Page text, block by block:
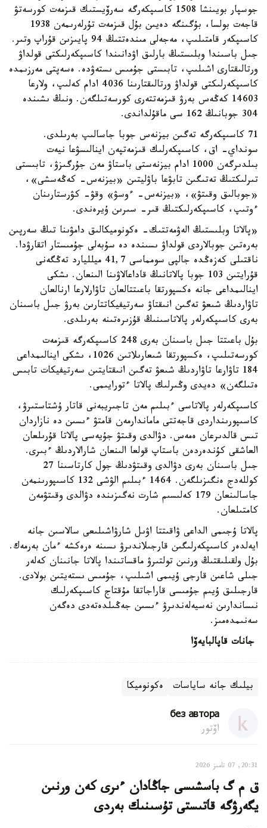
جوسپار بويىنشا 1508 كاسىپكەرگە سەرۆيستىك قىزمەت كورسەتۋ
قاجەت بولسا، بۇگىنگە دەيىن بۇل قىزمەت تۇرلەرىمەن 1938
كاسىپكەر قامتىلىپ، مەجەلى مىندەتتىڭ 94 پايىزىن قۇراپ وتىر.
جىل باسىندا وبلىستىڭ بارلىق اۋدانىندا كاسىپكەرلىكتى قولداۋ
ورتالىقتارى اشىلىپ، تابىستى جۇمىس ىستەۋدە. ەسەپتى مەرزىمدە
كاسىپكەرلىكتى قولداۋ ورتالىقتارىنا 4036 ادام كەلىپ، ولارعا
14603 كەڭەس بەرۋ قىزمەتتەرى كورسەتىلگەن. ونىڭ ىشىندە
304 جوبانىڭ 162 سى ماقۇلداندى.
71 كاسىپكەرگە تەگىن بيزنەس جوبا جاسالىپ بەرىلدى.
سونداي- اق، كاسىپكەرلىك قىزمەتپەن اينالىسۋعا نيەت
بىلدىرگەن 1000 ادام بيزنەستى باستاۋ مەن جۇرگىزۋ، تابىستى
تىرلىكتىڭ تەتىگىن تابۋعا باۋليتىن «بيزنەس- كەڭەسشى»،
«جوبالىق وقىتۋ»، «بيزنەس- ءوسۋ» وقۋ- كۋرستارىنان
ءوتىپ، كاسىپكەرلىكتىڭ قىر- سىرىن ۇيرەندى.
«پالاتا وبلىستىڭ الەۋمەتتىك- ەكونوميكالىق دامۋىنا تىڭ سەرپىن
بەرەتىن جوبالاردى قولداۋ ىسىندە دە سۇبەلى جۇمىستار اتقارۋدا.
ناقتىلى كەزەڭدە جالپى سومماسى 41,7 ميلليارد تەڭگەنى
قۇرايتىن 103 جوبا پالاتانىڭ قاداعالاۋىنا الىنعان. ىشكى
اينالىمداعى جانە ەكسپورتقا باعىتتالعان تاۋارلارعا ارنالعان
تاۋاردىڭ شىعۋ تەگىن انىقتاۋ سەرتيفيكاتتارىن بەرۋ جىل باسىنان
بەرى كاسىپكەرلەر پالاتاسىنىڭ قۇزىرەتىنە بەرىلدى.
بۇل باعىتتا جىل باسىنان بەرى 248 كاسىپكەرگە قىزمەت
كورسەتىلىپ، ەكسپورتقا شىعارىلاتىن 1026، ىشكى اينالىمداعى
184 تاۋارعا تاۋاردىڭ شىعۋ تەگىن انىقتايتىن سەرتيفيكات تابىس
ەتىلگەن» دەيدى وڭىرلىك پالاتا ءتورايىمى.
كاسىپكەرلەر پالاتاسى ءبىلىم مەن تاجىريبەنى قاتار ۇشتاستىرۋ،
كاسىپورىنداردى قاجەتتى ماماندارمەن قامتۋ ءىسىن دە نازاردان
تىس قالدىرعان ەمەس. دۋالدى وقىتۋ جۇيەسى پالاتا قۇرىلعان
العاشقى كۇندەردەن باستاپ قولعا الىنعان شارالاردىڭ ءبىرى.
جىل باسىنان بەرى دۋالدى وقىتۋدىڭ جول كارتاسىنا 27
كوللەدج ەنگىزىلگەن. 1464 ءبىلىم الۋشى 132 كاسىپورىنمەن
جاسالىنعان 179 كەلىسىم شارت نەگىزىندە دۋالدى وقىتۋمەن
كامتىلعان.
پالاتا ۇجىمى الداعى ۋاقىتتا اۋىل شارۋاشىلىعى سالاسىن جانە
ايەلدەر كاسىپكەرلىگىن قارجىلاندىرۋ ىسىنە ەرەكشە ءمان بەرمەك.
بۇل ولقىلىقتىڭ ورنىن تولتىرۋ ماقساتىندا پالاتا جانىنان كەلەر
جىلى شاعىن قارجى ۇيىمى اشىلىپ، جۇمىس ىستەيتىن بولادى.
قارجىلىق ۇيىم جۇمىسى قاراجاتقا مۇقتاج كاسىپكەرلىك
نىساندارىن نەسيەلەندىرۋ ءىسىن جەڭىلدەتەدى دەگەن
سەنىمدەمىز.
جانات قاپالبايەۆا
بيلىك جانە ساياسات ەكونوميكا
без автора
اۆتور
20:31, 07 تامىز 2026
ق م گ باسشىسى جاڭادان ءىرى كەن ورنىن
يگەرۋگە قاتىستى تۇسىنىك بەردى